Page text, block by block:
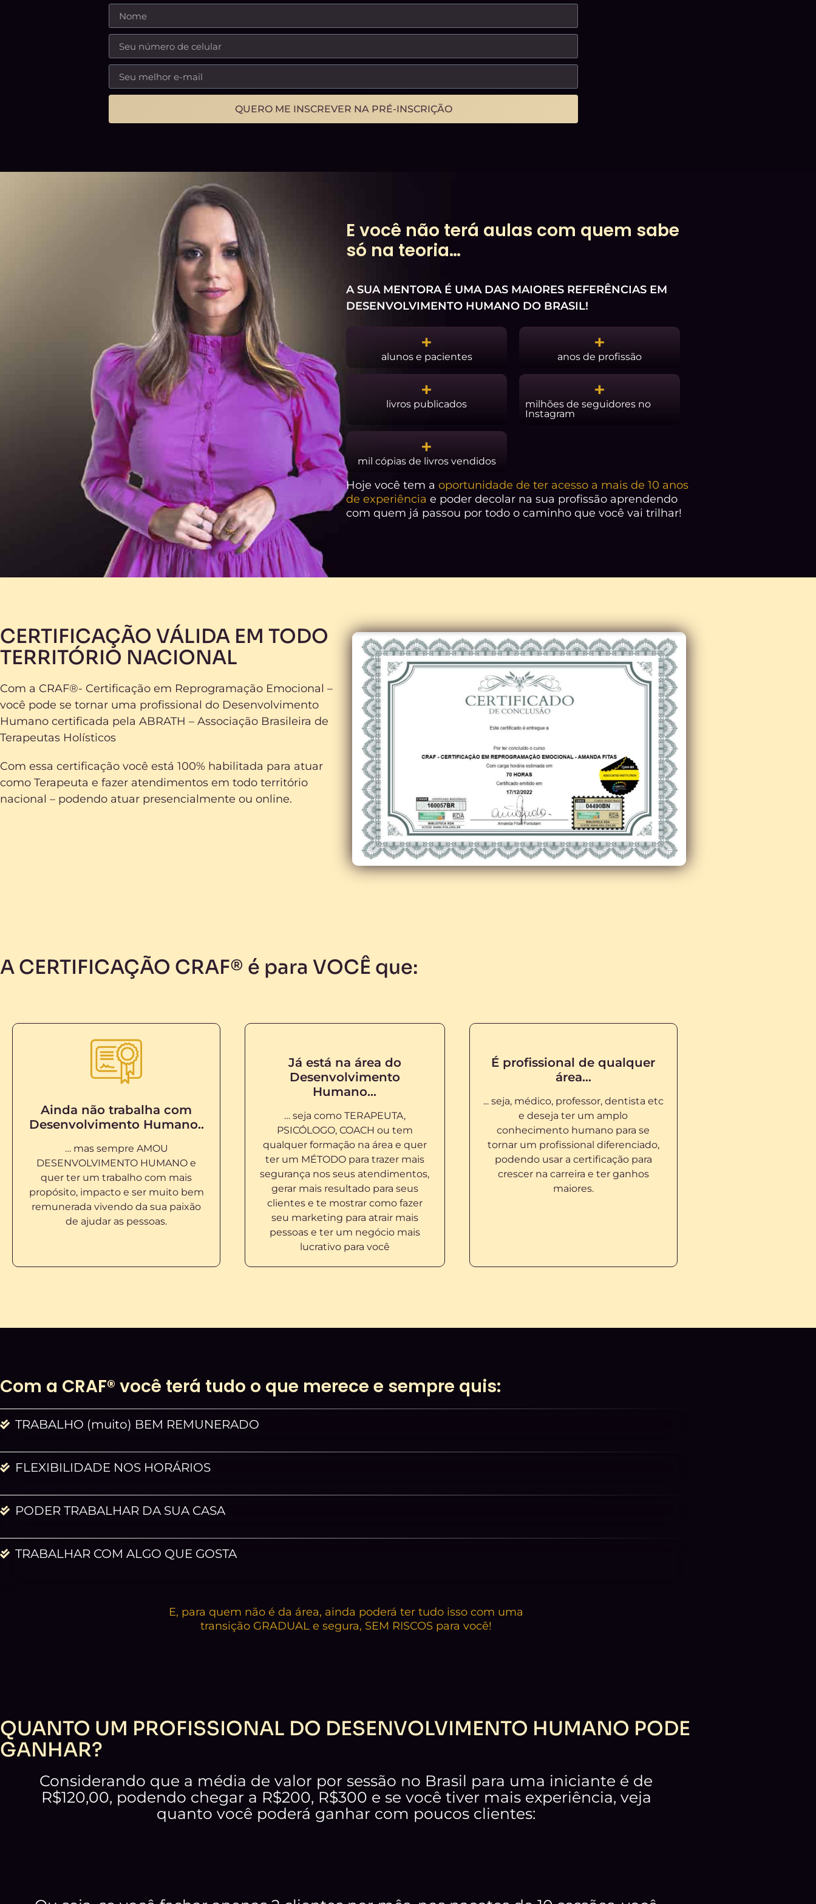
QUERO ME INSCREVER NA PRÉ-INSCRIÇÃO
E você não terá aulas com quem sabe
só na teoria…
A SUA MENTORA É UMA DAS MAIORES REFERÊNCIAS EM
DESENVOLVIMENTO HUMANO DO BRASIL!
alunos e pacientes
+
anos de profissão
+
livros publicados
+
milhões de seguidores no
Instagram
+
mil cópias de livros vendidos
+
Hoje você tem a oportunidade de ter acesso a mais de 10 anos
de experiência e poder decolar na sua profissão aprendendo
com quem já passou por todo o caminho que você vai trilhar!
CERTIFICAÇÃO VÁLIDA EM TODO
TERRITÓRIO NACIONAL
Com a CRAF®- Certificação em Reprogramação Emocional –
você pode se tornar uma profissional do Desenvolvimento
Humano certificada pela ABRATH – Associação Brasileira de
Terapeutas Holísticos
Com essa certificação você está 100% habilitada para atuar
como Terapeuta e fazer atendimentos em todo território
nacional – podendo atuar presencialmente ou online.
A CERTIFICAÇÃO CRAF® é para VOCÊ que:
Ainda não trabalha com
Desenvolvimento Humano..
… mas sempre AMOU
DESENVOLVIMENTO HUMANO e
quer ter um trabalho com mais
propósito, impacto e ser muito bem
remunerada vivendo da sua paixão
de ajudar as pessoas.
Já está na área do
Desenvolvimento
Humano…
… seja como TERAPEUTA,
PSICÓLOGO, COACH ou tem
qualquer formação na área e quer
ter um MÉTODO para trazer mais
segurança nos seus atendimentos,
gerar mais resultado para seus
clientes e te mostrar como fazer
seu marketing para atrair mais
pessoas e ter um negócio mais
lucrativo para você
É profissional de qualquer
área…
... seja, médico, professor, dentista etc
e deseja ter um amplo
conhecimento humano para se
tornar um profissional diferenciado,
podendo usar a certificação para
crescer na carreira e ter ganhos
maiores.
Com a CRAF® você terá tudo o que merece e sempre quis:
TRABALHO (muito) BEM REMUNERADO
FLEXIBILIDADE NOS HORÁRIOS
PODER TRABALHAR DA SUA CASA
TRABALHAR COM ALGO QUE GOSTA
E, para quem não é da área, ainda poderá ter tudo isso com uma
transição GRADUAL e segura, SEM RISCOS para você!
QUANTO UM PROFISSIONAL DO DESENVOLVIMENTO HUMANO PODE
GANHAR?
Considerando que a média de valor por sessão no Brasil para uma iniciante é de
R$120,00, podendo chegar a R$200, R$300 e se você tiver mais experiência, veja
quanto você poderá ganhar com poucos clientes: